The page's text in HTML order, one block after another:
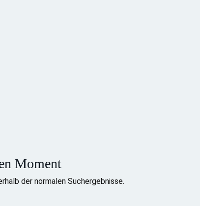
Moment
der normalen Suchergebnisse.